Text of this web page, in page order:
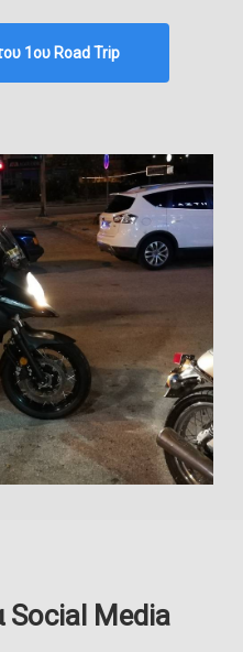
1ου Road Trip
Social Media